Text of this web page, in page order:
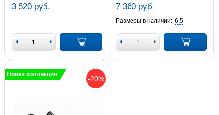
3 520 руб. 7 360 руб.
Размеры в наличии: 6,5
-20%
Новая коллекция